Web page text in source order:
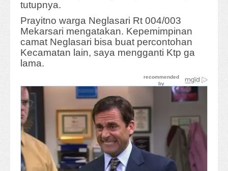
tutupnya.
Prayitno warga Neglasari Rt 004/003
Mekarsari mengatakan. Kepemimpinan
camat Neglasari bisa buat percontohan
Kecamatan lain, saya mengganti Ktp ga
lama.